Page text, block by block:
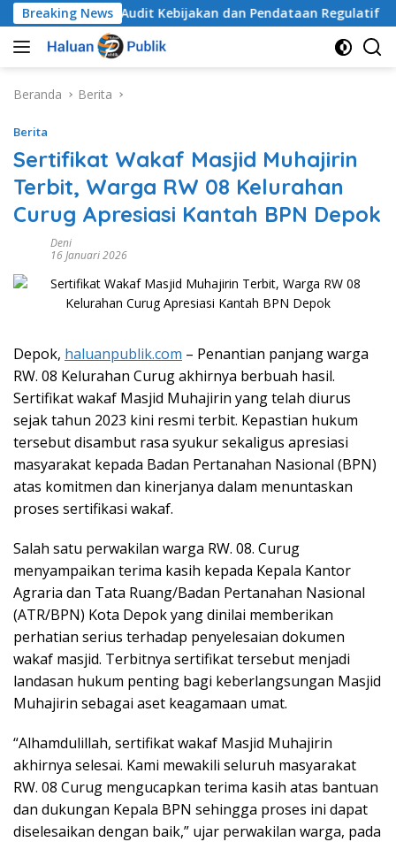
Langsung
ke
konten
Breaking News
Sistem Audit Kebijakan dan Pendataan Regulatif
Beranda Berita
Berita
Sertifikat Wakaf Masjid Muhajirin
Terbit, Warga RW 08 Kelurahan
Curug Apresiasi Kantah BPN Depok
Deni
16 Januari 2026
Depok, haluanpublik.com – Penantian panjang warga
RW. 08 Kelurahan Curug akhirnya berbuah hasil.
Sertifikat wakaf Masjid Muhajirin yang telah diurus
sejak tahun 2023 kini resmi terbit. Kepastian hukum
tersebut disambut rasa syukur sekaligus apresiasi
masyarakat kepada Badan Pertanahan Nasional (BPN)
atas komitmen dan kinerjanya dalam menuntaskan
proses sertifikasi wakaf.
Salah satu perwakilan warga RW. 08. Curug
menyampaikan terima kasih kepada Kepala Kantor
Agraria dan Tata Ruang/Badan Pertanahan Nasional
(ATR/BPN) Kota Depok yang dinilai memberikan
perhatian serius terhadap penyelesaian dokumen
wakaf masjid. Terbitnya sertifikat tersebut menjadi
landasan hukum penting bagi keberlangsungan Masjid
Muhajirin sebagai aset keagamaan umat.
“Alhamdulillah, sertifikat wakaf Masjid Muhajirin
akhirnya selesai. Kami mewakili seluruh masyarakat
RW. 08 Curug mengucapkan terima kasih atas bantuan
dan dukungan Kepala BPN sehingga proses ini dapat
diselesaikan dengan baik,” ujar perwakilan warga, pada